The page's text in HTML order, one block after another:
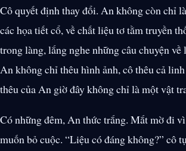
Cô quyết định thay đổi. An không còn chỉ
các họa tiết cổ, về chất liệu tơ tằm truyền
trong làng, lắng nghe những câu chuyện
An không chỉ thêu hình ảnh, cô thêu cả
thêu của An giờ đây không chỉ là một vật
Có những đêm, An thức trắng. Mắt mờ đi
muốn bỏ cuộc. “Liệu có đáng không?” cô